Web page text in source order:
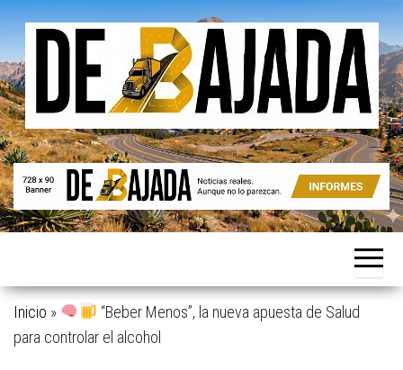
Saltar
contenido
De
Bajada
Noticias
Aunque
parezcan.
Inicio »
“Beber Menos”, la nueva apuesta de Salud
para controlar el alcohol